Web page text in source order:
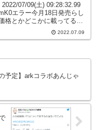
07/09(土) 09:28:32.99
エラー今月18日発売らし
格とかどこかに載ってる？
らしいの無いんだけ
ホロ速 2022/07/09(土) ...
2022.07.09
予定】arkコラボあんじゃ